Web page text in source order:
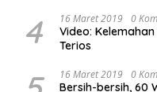
4 16 Maret 2019 0
Video:
Terios
16 Maret 2019 0
Bersih-bersih, 60